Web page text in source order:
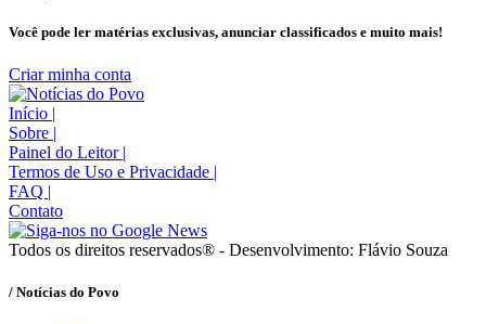
Você pode ler matérias exclusivas, anunciar classificados e muito mais!
Criar minha conta
Início |
Sobre |
Painel do Leitor |
Termos de Uso e Privacidade |
FAQ |
Contato
Todos os direitos reservados® - Desenvolvimento: Flávio Souza
/ Notícias do Povo